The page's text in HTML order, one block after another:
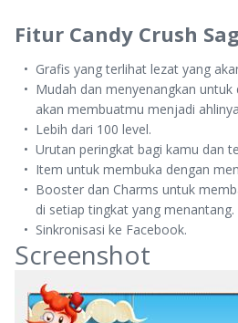
Fitur Candy Crush
Grafis yang terlihat lezat yang
Mudah dan menyenangkan
akan membuatmu menjadi
Lebih dari 100 level.
Urutan peringkat bagi kamu dan
Item untuk membuka dengan
Booster dan Charms untuk
di setiap tingkat yang menantang.
Sinkronisasi ke Facebook.
Screenshot